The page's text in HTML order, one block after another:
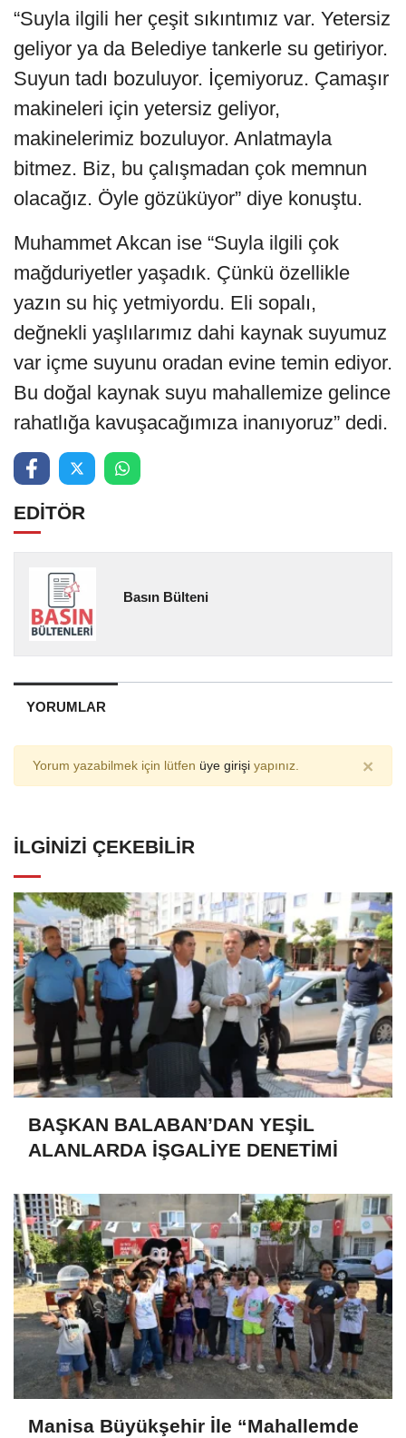
“Suyla ilgili her çeşit sıkıntımız var. Yetersiz
geliyor ya da Belediye tankerle su getiriyor.
Suyun tadı bozuluyor. İçemiyoruz. Çamaşır
makineleri için yetersiz geliyor,
makinelerimiz bozuluyor. Anlatmayla
bitmez. Biz, bu çalışmadan çok memnun
olacağız. Öyle gözüküyor” diye konuştu.
Muhammet Akcan ise “Suyla ilgili çok
mağduriyetler yaşadık. Çünkü özellikle
yazın su hiç yetmiyordu. Eli sopalı,
değnekli yaşlılarımız dahi kaynak suyumuz
var içme suyunu oradan evine temin ediyor.
Bu doğal kaynak suyu mahallemize gelince
rahatlığa kavuşacağımıza inanıyoruz” dedi.
EDİTÖR
Basın Bülteni
YORUMLAR
Yorum yazabilmek için lütfen üye girişi yapınız. ×
İLGINIZI ÇEKEBILIR
BAŞKAN BALABAN’DAN YEŞİL
ALANLARDA İŞGALİYE DENETİMİ
Manisa Büyükşehir İle “Mahallemde